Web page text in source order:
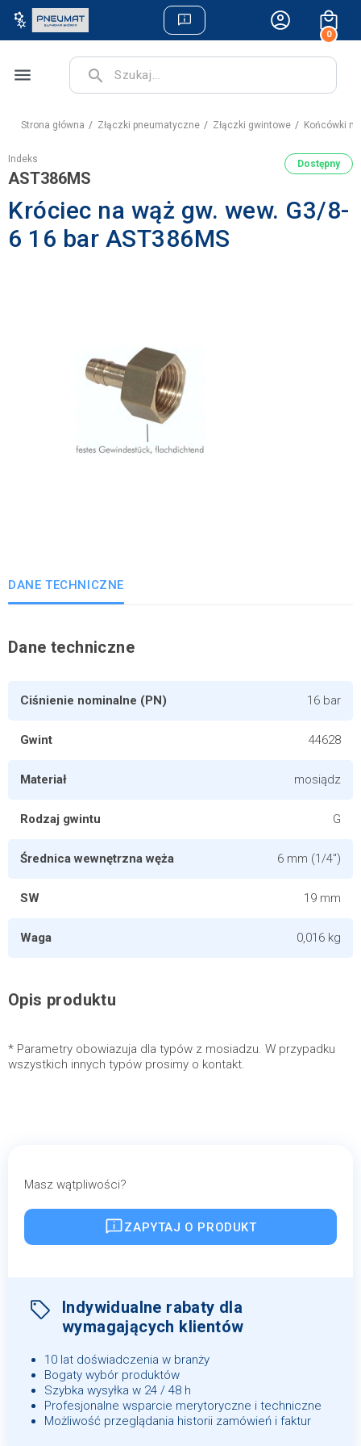
0
menu search
Strona główna Złączki pneumatyczne Złączki gwintowe Końcówki
Indeks
AST386MS
Dostępny
Króciec na wąż gw. wew. G3/8-
6 16 bar AST386MS
DANE TECHNICZNE
Dane techniczne
Ciśnienie nominalne (PN) 16 bar
Gwint 44628
Materiał mosiądz
Rodzaj gwintu G
Średnica wewnętrzna węża 6 mm (1/4")
SW 19 mm
Waga 0,016 kg
Opis produktu
* Parametry obowiazuja dla typów z mosiadzu. W przypadku
wszystkich innych typów prosimy o kontakt.
Masz wątpliwości?
ZAPYTAJ O PRODUKT
Indywidualne rabaty dla
wymagających klientów
10 lat doświadczenia w branży
Bogaty wybór produktów
Szybka wysyłka w 24 / 48 h
Profesjonalne wsparcie merytoryczne i techniczne
Możliwość przeglądania historii zamówień i faktur